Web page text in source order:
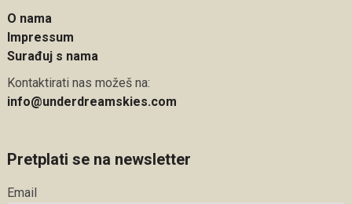
O nama
Impressum
Surađuj s nama
Kontaktirati nas možeš na:
info@underdreamskies.com
Pretplati se na newsletter
Email